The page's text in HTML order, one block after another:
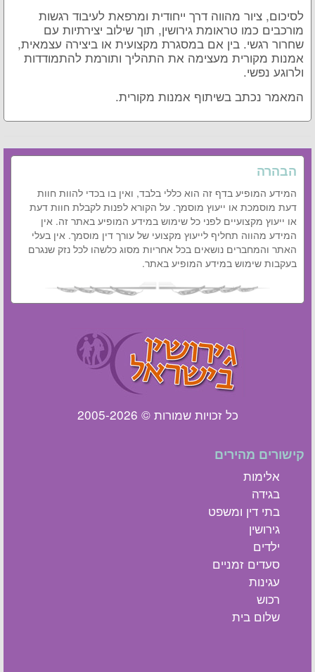
לסיכום, ציור מהווה דרך ייחודית ומרפאת לעיבוד רגשות
מורכבים כמו טראומת גירושין, תוך שילוב יצירתיות עם
שחרור רגשי. בין אם במסגרת מקצועית או ביצירה עצמאית,
אמנות מקורית מעצימה את התהליך ותורמת להתמודדות
ולרוגע נפשי.
המאמר נכתב בשיתוף אמנות מקורית.
הבהרה
המידע המופיע בדף זה הוא כללי בלבד, ואין בו בכדי להוות חוות
דעת מוסמכת או ייעוץ מוסמך. על הקורא לפנות לקבלת חוות דעת
או ייעוץ מקצועיים לפני כל שימוש במידע המופיע באתר זה. אין
המידע מהווה תחליף לייעוץ מקצועי של עורך דין מוסמך. אין בעלי
האתר והמחברים נושאים בכל אחריות מסוג כלשהו לכל נזק שנגרם
בעקבות שימוש במידע המופיע באתר.
כל זכויות שמורות © 2005-2026
קישורים מהירים
אלימות
בגידה
בתי דין ומשפט
גירושין
ילדים
סעדים זמניים
עגינות
רכוש
שלום בית